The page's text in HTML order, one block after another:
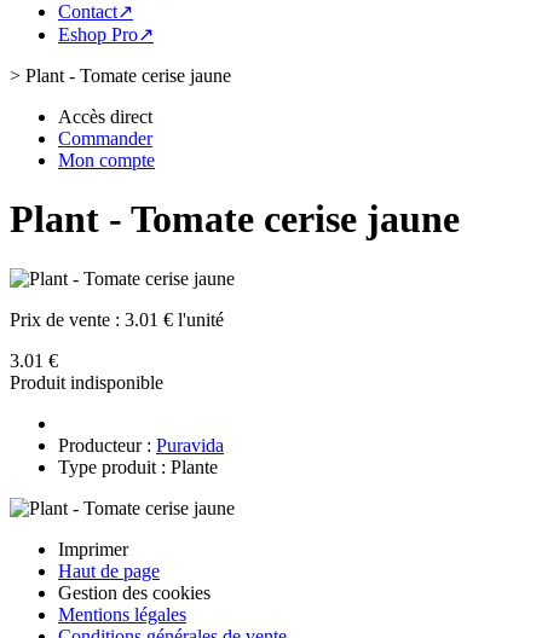
Contact↗
Eshop Pro↗
> Plant - Tomate cerise jaune
Accès direct
Commander
Mon compte
Plant - Tomate cerise jaune
Prix de vente : 3.01 € l'unité
3.01 €
Produit indisponible
Producteur : Puravida
Type produit : Plante
Imprimer
Haut de page
Gestion des cookies
Mentions légales